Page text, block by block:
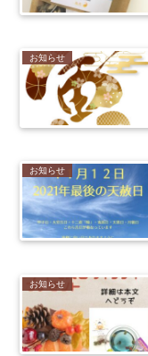
お知らせ
お知らせ
お知らせ